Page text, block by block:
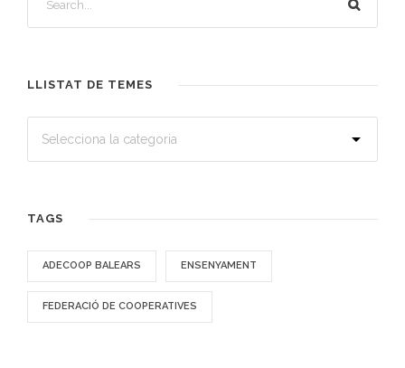
LLISTAT DE TEMES
TAGS
ADECOOP BALEARS ENSENYAMENT
FEDERACIÓ DE COOPERATIVES